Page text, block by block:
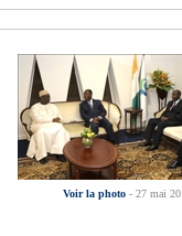
Voir la photo - 27 mai